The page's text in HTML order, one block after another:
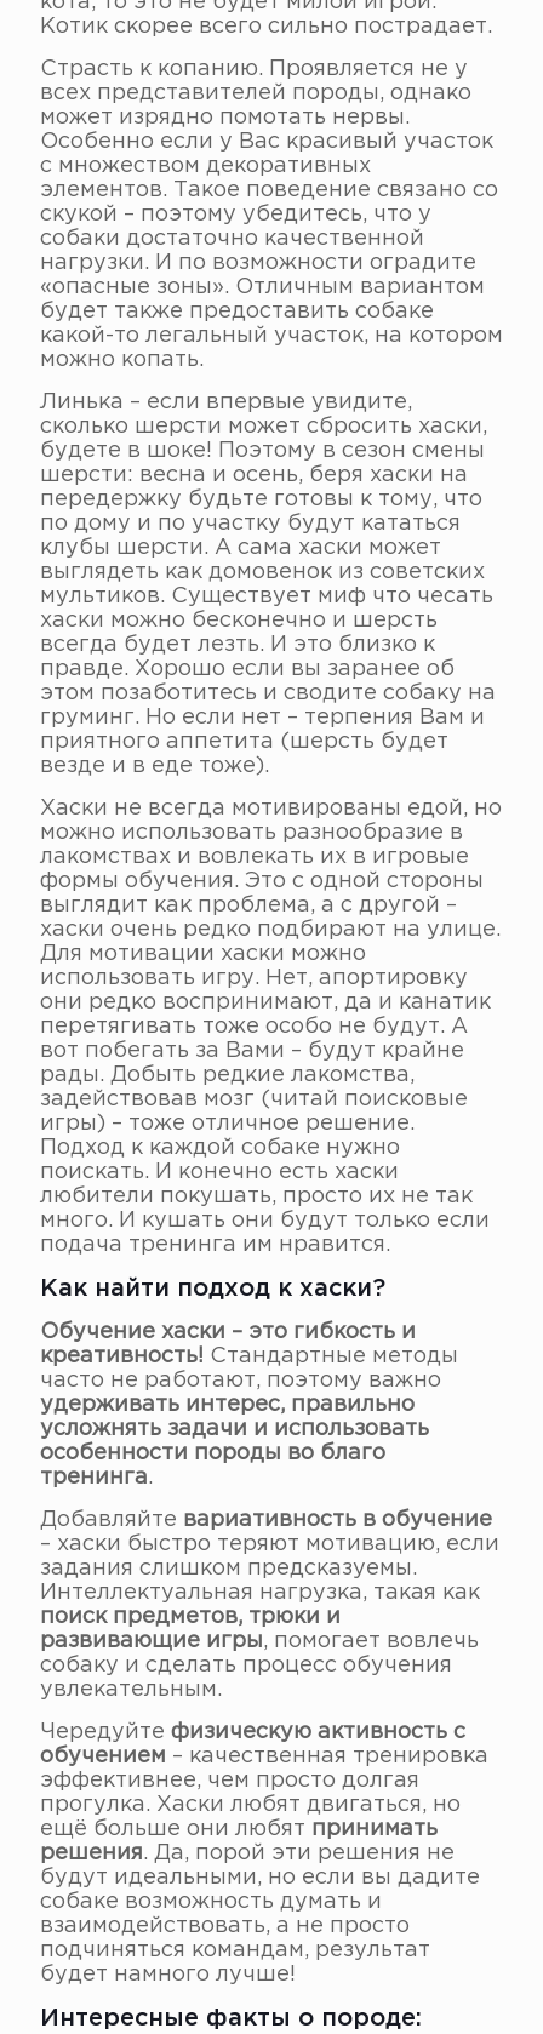
Котик скорее всего сильно пострадает.
Страсть к копанию. Проявляется не у
всех представителей породы, однако
может изрядно помотать нервы.
Особенно если у Вас красивый участок
с множеством декоративных
элементов. Такое поведение связано со
скукой – поэтому убедитесь, что у
собаки достаточно качественной
нагрузки. И по возможности оградите
«опасные зоны». Отличным вариантом
будет также предоставить собаке
какой-то легальный участок, на котором
можно копать.
Линька – если впервые увидите,
сколько шерсти может сбросить хаски,
будете в шоке! Поэтому в сезон смены
шерсти: весна и осень, беря хаски на
передержку будьте готовы к тому, что
по дому и по участку будут кататься
клубы шерсти. А сама хаски может
выглядеть как домовенок из советских
мультиков. Существует миф что чесать
хаски можно бесконечно и шерсть
всегда будет лезть. И это близко к
правде. Хорошо если вы заранее об
этом позаботитесь и сводите собаку на
груминг. Но если нет – терпения Вам и
приятного аппетита (шерсть будет
везде и в еде тоже).
Хаски не всегда мотивированы едой, но
можно использовать разнообразие в
лакомствах и вовлекать их в игровые
формы обучения. Это с одной стороны
выглядит как проблема, а с другой –
хаски очень редко подбирают на улице.
Для мотивации хаски можно
использовать игру. Нет, апортировку
они редко воспринимают, да и канатик
перетягивать тоже особо не будут. А
вот побегать за Вами – будут крайне
рады. Добыть редкие лакомства,
задействовав мозг (читай поисковые
игры) – тоже отличное решение.
Подход к каждой собаке нужно
поискать. И конечно есть хаски
любители покушать, просто их не так
много. И кушать они будут только если
подача тренинга им нравится.
Как найти подход к хаски?
Обучение хаски – это гибкость и
креативность! Стандартные методы
часто не работают, поэтому важно
удерживать интерес, правильно
усложнять задачи и использовать
особенности породы во благо
тренинга.
Добавляйте вариативность в обучение
– хаски быстро теряют мотивацию, если
задания слишком предсказуемы.
Интеллектуальная нагрузка, такая как
поиск предметов, трюки и
развивающие игры, помогает вовлечь
собаку и сделать процесс обучения
увлекательным.
Чередуйте физическую активность с
обучением – качественная тренировка
эффективнее, чем просто долгая
прогулка. Хаски любят двигаться, но
ещё больше они любят принимать
решения. Да, порой эти решения не
будут идеальными, но если вы дадите
собаке возможность думать и
взаимодействовать, а не просто
подчиняться командам, результат
будет намного лучше!
Интересные факты о породе: